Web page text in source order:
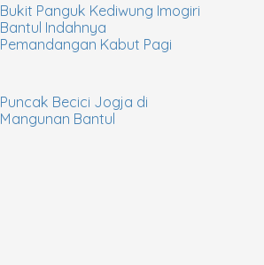
Bukit Panguk Kediwung Imogiri
Bantul Indahnya
Pemandangan Kabut Pagi
Puncak Becici Jogja di
Mangunan Bantul